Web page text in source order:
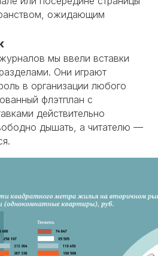
ожидающим
мы ввели вставки
Они играют
в организации любого
флэтплан с
действительно
дышать, а читателю —